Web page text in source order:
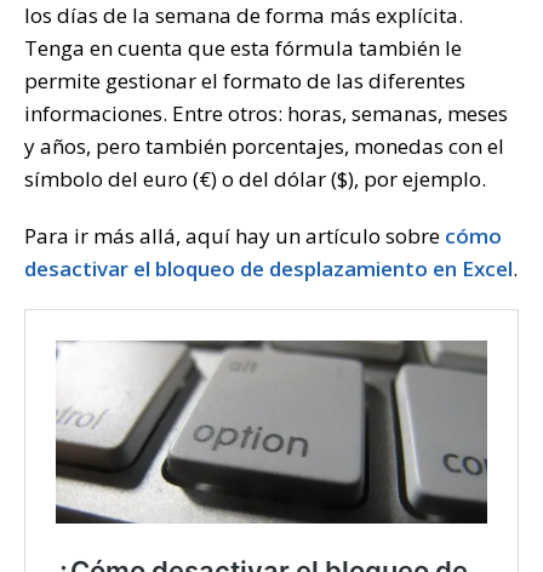
los días de la semana de forma más explícita.
Tenga en cuenta que esta fórmula también le
permite gestionar el formato de las diferentes
informaciones. Entre otros: horas, semanas, meses
y años, pero también porcentajes, monedas con el
símbolo del euro (€) o del dólar ($), por ejemplo.
Para ir más allá, aquí hay un artículo sobre cómo
desactivar el bloqueo de desplazamiento en Excel.